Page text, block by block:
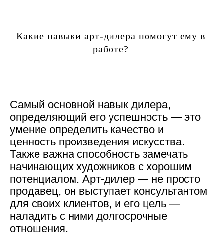
Какие навыки арт-дилера помогут ему в
работе?
Самый основной навык дилера,
определяющий его успешность — это
умение определить качество и
ценность произведения искусства.
Также важна способность замечать
начинающих художников с хорошим
потенциалом. Арт-дилер — не просто
продавец, он выступает консультантом
для своих клиентов, и его цель —
наладить с ними долгосрочные
отношения.